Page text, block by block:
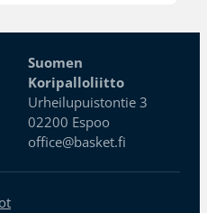
Suomen
Koripalloliitto
Urheilupuistontie 3
02200 Espoo
office@basket.fi